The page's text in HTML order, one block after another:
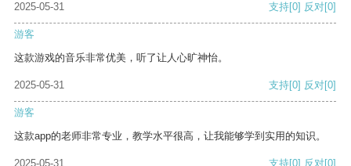
2025-05-31
支持[0] 反对[0]
游客
这款游戏的音乐非常优美，听了让人心旷神怡。
2025-05-31 支持[0] 反对[0]
游客
这款app的老师非常专业，教学水平很高，让我能够学到实用的知识。
2025-05-31 支持[0] 反对[0]